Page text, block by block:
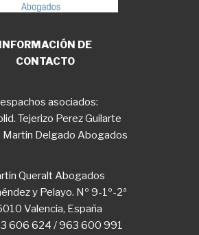
INFORMACIÓN DE
CONTACTO
asociados:
Tejerizo Perez Guilarte
Martin Delgado Abogados
Queralt Abogados
y Pelayo. Nº 9-1º-2ª
Valencia, España
606 624 / 963 600 991